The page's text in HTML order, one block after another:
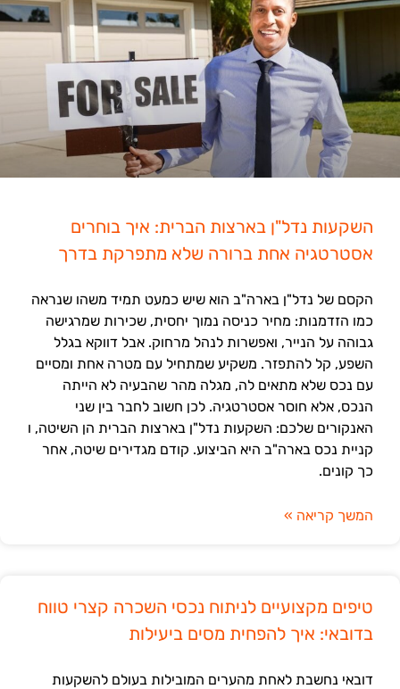
השקעות נדל"ן בארצות הברית: איך בוחרים
אסטרטגיה אחת ברורה שלא מתפרקת בדרך
הקסם של נדל"ן בארה"ב הוא שיש כמעט תמיד משהו שנראה
כמו הזדמנות: מחיר כניסה נמוך יחסית, שכירות שמרגישה
גבוהה על הנייר, ואפשרות לנהל מרחוק. אבל דווקא בגלל
השפע, קל להתפזר. משקיע שמתחיל עם מטרה אחת ומסיים
עם נכס שלא מתאים לה, מגלה מהר שהבעיה לא הייתה
הנכס, אלא חוסר אסטרטגיה. לכן חשוב לחבר בין שני
האנקורים שלכם: השקעות נדל"ן בארצות הברית הן השיטה, ו
קניית נכס בארה"ב היא הביצוע. קודם מגדירים שיטה, אחר
כך קונים.
המשך קריאה »
טיפים מקצועיים לניתוח נכסי השכרה קצרי טווח
בדובאי: איך להפחית מסים ביעילות
דובאי נחשבת לאחת מהערים המובילות בעולם להשקעות